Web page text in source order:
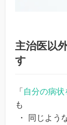
主治医以
す
「 自分の病
も
・ 同じよう